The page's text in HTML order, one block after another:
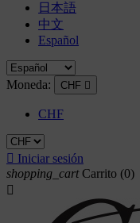
日本語
中文
Español
Moneda: CHF 
CHF
 Iniciar sesión
shopping_cart Carrito (0)
